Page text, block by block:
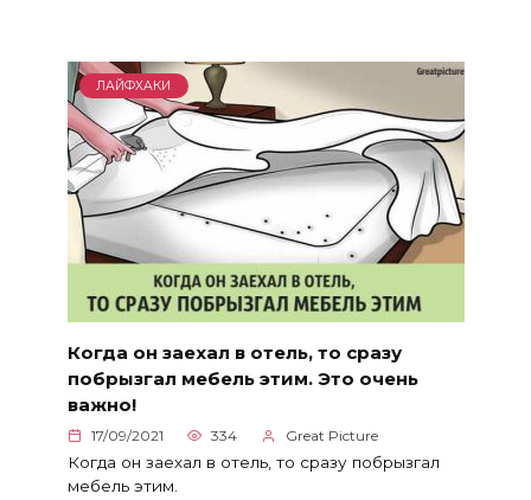
ЛАЙФХАКИ
Когда он заехал в отель, то сразу
побрызгал мебель этим. Это очень
важно!
17/09/2021 334 Great Picture
Когда он заехал в отель, то сразу побрызгал
мебель этим.